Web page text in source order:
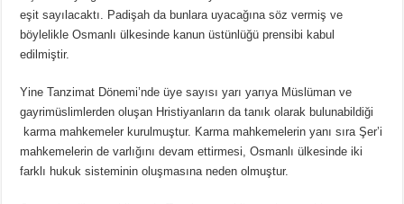
eşit sayılacaktı. Padişah da bunlara uyacağına söz vermiş ve
böylelikle Osmanlı ülkesinde kanun üstünlüğü prensibi kabul
edilmiştir.
Yine Tanzimat Dönemi’nde üye sayısı yarı yarıya Müslüman ve
gayrimüslimlerden oluşan Hristiyanların da tanık olarak bulunabildiği
karma mahkemeler kurulmuştur. Karma mahkemelerin yanı sıra Şer’i
mahkemelerin de varlığını devam ettirmesi, Osmanlı ülkesinde iki
farklı hukuk sisteminin oluşmasına neden olmuştur.